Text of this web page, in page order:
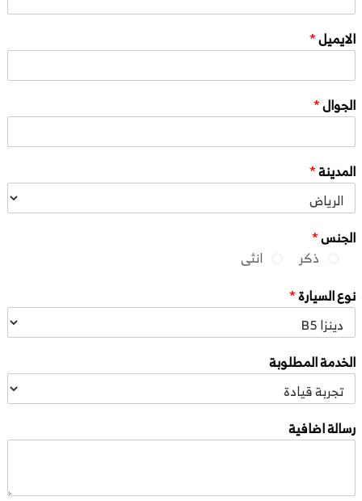
الايميل*
الجوال*
المدينة*
الجنس*
ذكر
انثى
نوع السيارة*
الخدمة المطلوبة
رسالة اضافية